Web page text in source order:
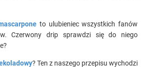
to ulubieniec wszystkich fanów
Czerwony drip sprawdzi się do niego
? Ten z naszego przepisu wychodzi